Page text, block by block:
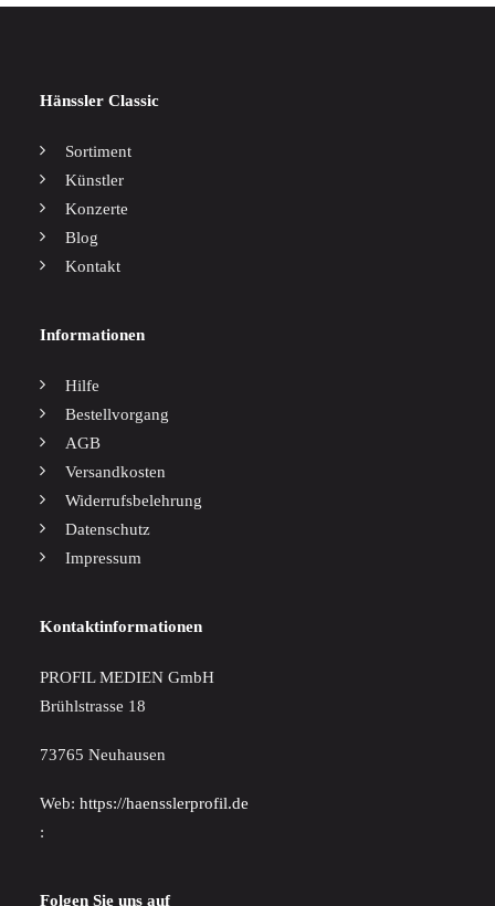
Hänssler Classic
Sortiment
Künstler
Konzerte
Blog
Kontakt
Informationen
Hilfe
Bestellvorgang
AGB
Versandkosten
Widerrufsbelehrung
Datenschutz
Impressum
Kontaktinformationen
PROFIL MEDIEN GmbH
Brühlstrasse 18
73765 Neuhausen
Web: https://haensslerprofil.de
:
Folgen Sie uns auf